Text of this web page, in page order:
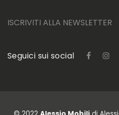
ISCRIVITI ALLA NEWSLETTER
Seguici sui social